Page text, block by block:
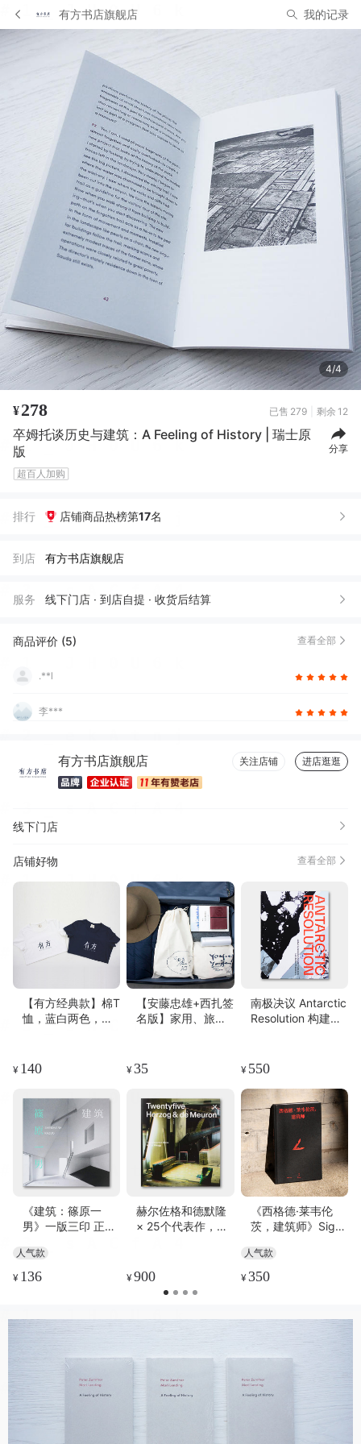
有方书店旗舰店 我的记录
4/4
¥278 已售 279 剩余 12
卒姆托谈历史与建筑：A Feeling of History | 瑞士原
版
超百人加购
分享
排行 店铺商品热榜第17名
到店 有方书店旗舰店
服务 线下门店 · 到店自提 · 收货后结算
商品评价 (5) 查看全部
.**l
李***
有方书店旗舰店 关注店铺 进店逛逛
线下门店
店铺好物 查看全部
【有方经典款】棉T
恤，蓝白两色，质
¥ 140
【安藤忠雄+西扎签
名版】家用、旅行
¥35
南极决议 Antarctic
Resolution 构建极
¥ 550
《建筑：篠原一
男》一版三印 正版
人气款
¥ 136
赫尔佐格和德默隆
× 25个代表作，建
Herzog & de Meur
¥900
《西格德·莱韦伦
茨，建筑师》Sigur
itect 中文首版 | 有
方出版
人气款
¥350